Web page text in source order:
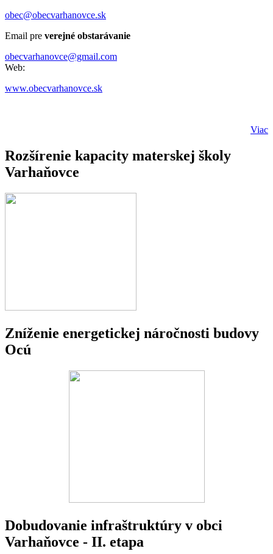
obec@obecvarhanovce.sk
Email pre verejné obstarávanie
obecvarhanovce@gmail.com
Web:
www.obecvarhanovce.sk
Viac
Rozšírenie kapacity materskej školy
Varhaňovce
Zníženie energetickej náročnosti budovy
Ocú
Dobudovanie infraštruktúry v obci
Varhaňovce - II. etapa